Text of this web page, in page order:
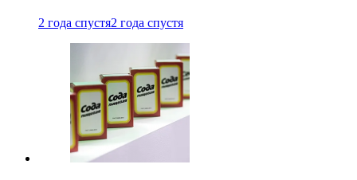
2 года спустя2 года спустя